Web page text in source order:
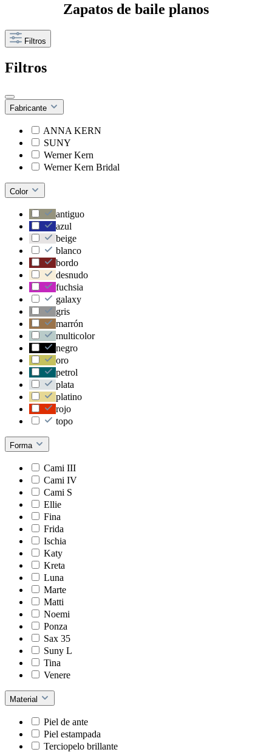
Zapatos de baile planos
Filtros
Filtros
Fabricante
ANNA KERN
SUNY
Werner Kern
Werner Kern Bridal
Color
antiguo
azul
beige
blanco
bordo
desnudo
fuchsia
galaxy
gris
marrón
multicolor
negro
oro
petrol
plata
platino
rojo
topo
Forma
Cami III
Cami IV
Cami S
Ellie
Fina
Frida
Ischia
Katy
Kreta
Luna
Marte
Matti
Noemi
Ponza
Sax 35
Suny L
Tina
Venere
Material
Piel de ante
Piel estampada
Terciopelo brillante